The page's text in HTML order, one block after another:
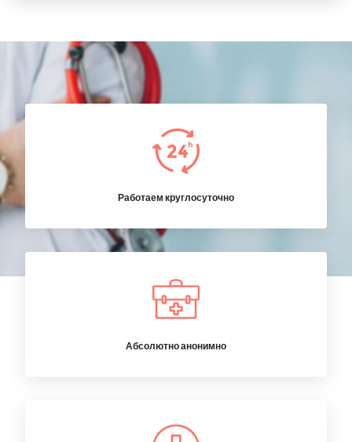
Работаем круглосуточно
Абсолютно анонимно